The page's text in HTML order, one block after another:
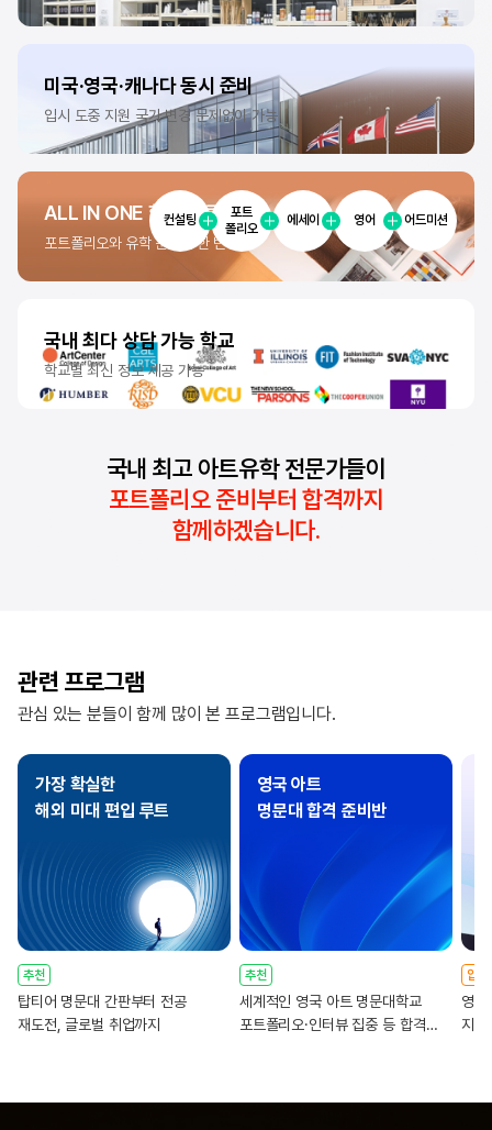
미국·영국·캐나다동시 준비
입시 도중 지원 국가 변경문제없이 가능
ALL IN ONE합격 솔루션
포트폴리오와 유학 준비를한 번에!
컨설팅
포트
폴리오
에세이 영어 어드미션
국내 최다 상담 가능 학교
학교별 최신 정보제공 가능
국내 최고 아트유학 전문가들이
포트폴리오 준비부터 합격까지
함께하겠습니다.
관련 프로그램
관심 있는 분들이 함께 많이 본 프로그램입니다.
가장 확실한
해외 미대 편입 루트
추천
탑티어 명문대 간판부터 전공
재도전, 글로벌 취업까지
영국 아트
명문대 합격 준비반
추천
세계적인 영국 아트 명문대학교
포트폴리오·인터뷰 집중 등 합격
압도
영국
지원